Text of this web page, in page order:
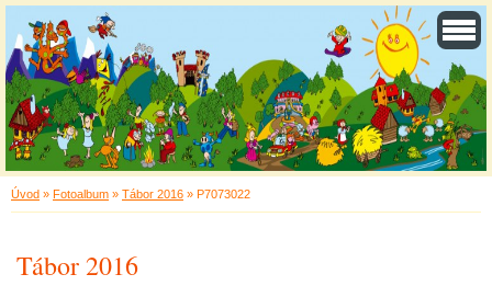
Úvod » Fotoalbum » Tábor 2016 » P7073022
Tábor 2016